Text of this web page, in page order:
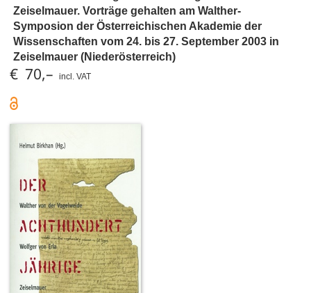
Zeiselmauer. Vorträge gehalten am Walther-
Symposion der Österreichischen Akademie der
Wissenschaften vom 24. bis 27. September 2003 in
Zeiselmauer (Niederösterreich)
€ 70,– incl. VAT